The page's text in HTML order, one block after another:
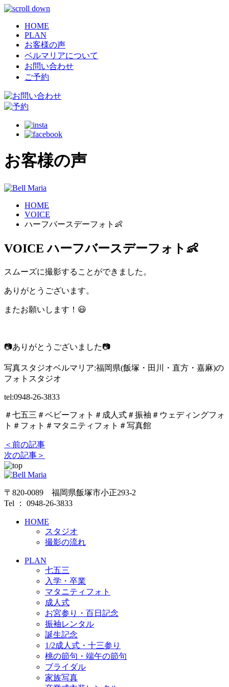
HOME
PLAN
お客様の声
ベルマリアについて
お問い合わせ
ご予約
お客様の声
HOME
VOICE
ハーフバースデーフォト👶
VOICEハーフバースデーフォト👶
スムーズに撮影することができました。
ありがとうございます。
またお願いします！😃
📷ありがとうございました📷
写真スタジオベルマリア:福岡県(飯塚・田川・直方・嘉麻)の
フォトスタジオ
tel:0948-26-3833
＃七五三＃ベビーフォト＃成人式＃振袖＃ウェディングフォ
ト＃フォト＃マタニティフォト＃写真館
＜前の記事
次の記事＞
〒820-0089 福岡県飯塚市小正293-2
Tel ： 0948-26-3833
HOME
スタジオ
撮影の流れ
PLAN
七五三
入学・卒業
マタニティフォト
成人式
お宮参り・百日記念
振袖レンタル
誕生記念
1/2成人式・十三参り
桃の節句・端午の節句
ブライダル
家族写真